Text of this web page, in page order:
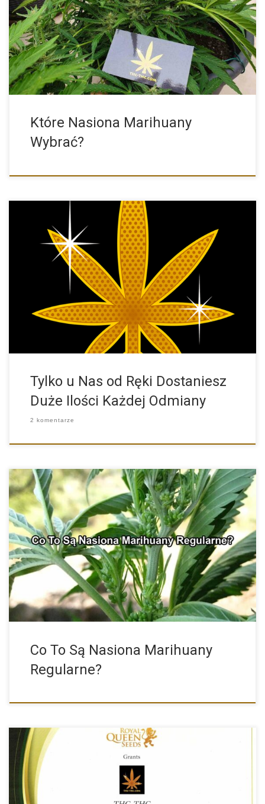
To pytanie, które zadaje sobie wiele osób, które chcą rozpocząć
[…]
Które Nasiona Marihuany
Wybrać?
Szukasz większej ilości nasion konopi? Potrzebujesz 100
paczek jednej odmiany […]
Tylko u Nas od Ręki Dostaniesz
Duże Ilości Każdej Odmiany
2 komentarze
Regularne Nasiona Konopi – Co Warto Wiedzieć? Osoby
decydujące się […]
Co To Są Nasiona Marihuany
Regularne?
THC-THC.COM to Autoryzowany Dystrybutor Marki Royal Queen